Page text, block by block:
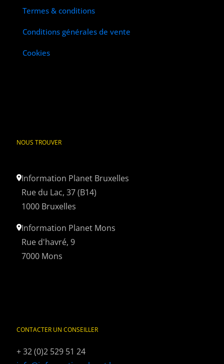
Termes & conditions
Conditions générales de vente
Cookies
NOUS TROUVER
Information Planet Bruxelles
Rue du Lac, 37 (B14)
1000 Bruxelles
Information Planet Mons
Rue d'havré, 9
7000 Mons
CONTACTER UN CONSEILLER
+ 32 (0)2 529 51 24